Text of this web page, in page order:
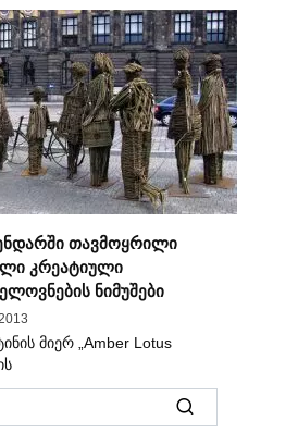
თავმოყრილი
კრეატიული
ნიმუშები
მიერ „Amber Lotus